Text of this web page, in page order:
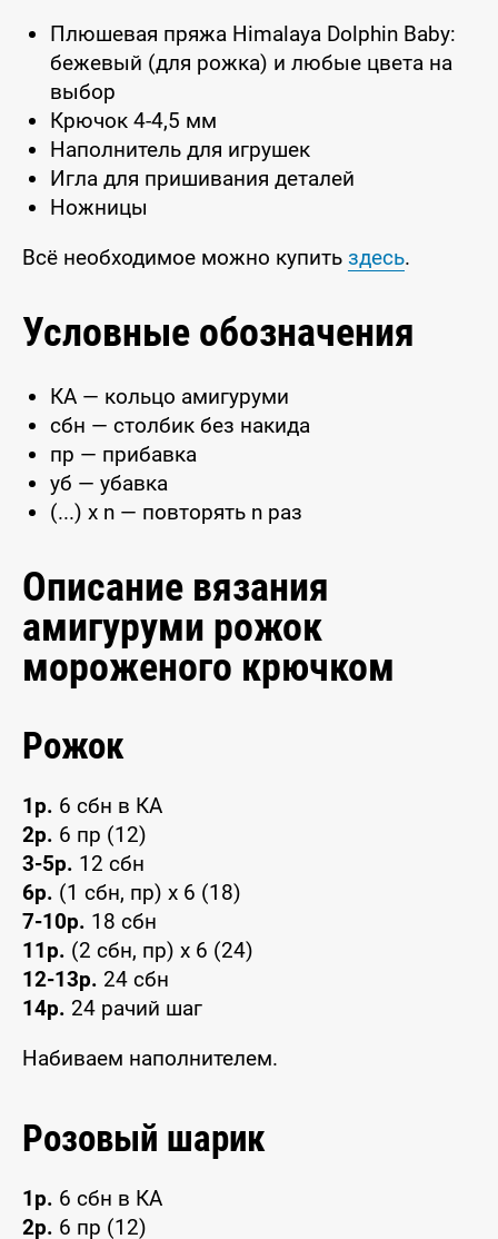
Плюшевая пряжа Himalaya Dolphin Baby:
бежевый (для рожка) и любые цвета на
выбор
Крючок 4-4,5 мм
Наполнитель для игрушек
Игла для пришивания деталей
Ножницы
Всё необходимое можно купить здесь.
Условные обозначения
КА — кольцо амигуруми
сбн — столбик без накида
пр — прибавка
уб — убавка
(...) x n — повторять n раз
Описание вязания
амигуруми рожок
мороженого крючком
Рожок
1р. 6 сбн в КА
2р. 6 пр (12)
3-5р. 12 сбн
6р. (1 сбн, пр) x 6 (18)
7-10р. 18 сбн
11р. (2 сбн, пр) x 6 (24)
12-13р. 24 сбн
14р. 24 рачий шаг
Набиваем наполнителем.
Розовый шарик
1р. 6 сбн в КА
2р. 6 пр (12)